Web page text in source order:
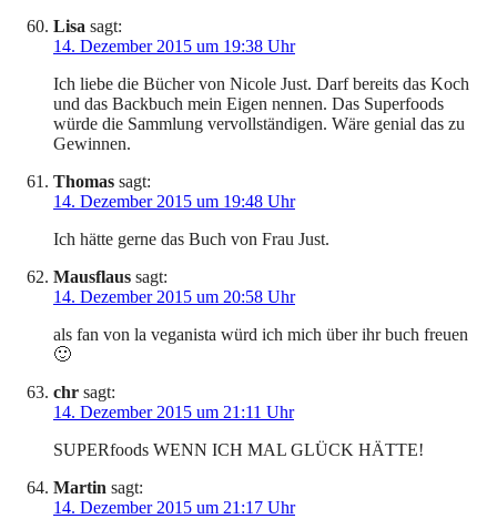
Lisa sagt:
14. Dezember 2015 um 19:38 Uhr
Ich liebe die Bücher von Nicole Just. Darf bereits das Koch
und das Backbuch mein Eigen nennen. Das Superfoods
würde die Sammlung vervollständigen. Wäre genial das zu
Gewinnen.
Thomas sagt:
14. Dezember 2015 um 19:48 Uhr
Ich hätte gerne das Buch von Frau Just.
Mausflaus sagt:
14. Dezember 2015 um 20:58 Uhr
als fan von la veganista würd ich mich über ihr buch freuen
🙂
chr sagt:
14. Dezember 2015 um 21:11 Uhr
SUPERfoods WENN ICH MAL GLÜCK HÄTTE!
Martin sagt:
14. Dezember 2015 um 21:17 Uhr